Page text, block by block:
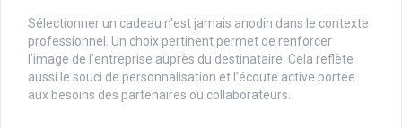
Sélectionner un cadeau n’est jamais anodin dans le contexte
professionnel. Un choix pertinent permet de renforcer
l’image de l’entreprise auprès du destinataire. Cela reflète
aussi le souci de personnalisation et l’écoute active portée
aux besoins des partenaires ou collaborateurs.